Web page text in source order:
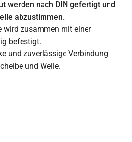
werden nach DIN gefertigt und
abzustimmen.
wird zusammen mit einer
befestigt.
und zuverlässige Verbindung
und Welle.